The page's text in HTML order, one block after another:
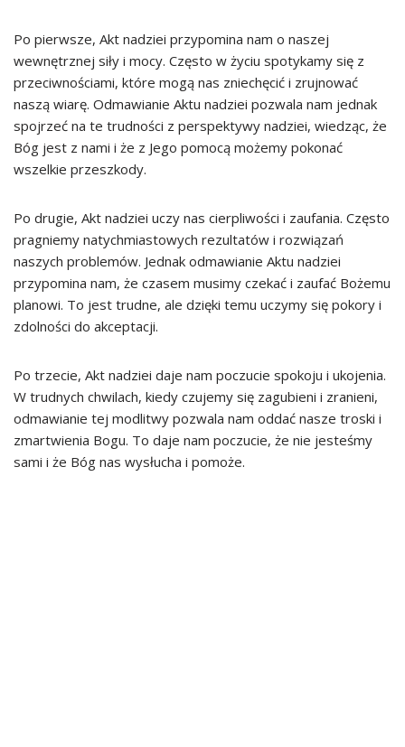
Po pierwsze, Akt nadziei przypomina nam o naszej
wewnętrznej siły i mocy. Często w życiu spotykamy się z
przeciwnościami, które mogą nas zniechęcić i zrujnować
naszą wiarę. Odmawianie Aktu nadziei pozwala nam jednak
spojrzeć na te trudności z perspektywy nadziei, wiedząc, że
Bóg jest z nami i że z Jego pomocą możemy pokonać
wszelkie przeszkody.
Po drugie, Akt nadziei uczy nas cierpliwości i zaufania. Często
pragniemy natychmiastowych rezultatów i rozwiązań
naszych problemów. Jednak odmawianie Aktu nadziei
przypomina nam, że czasem musimy czekać i zaufać Bożemu
planowi. To jest trudne, ale dzięki temu uczymy się pokory i
zdolności do akceptacji.
Po trzecie, Akt nadziei daje nam poczucie spokoju i ukojenia.
W trudnych chwilach, kiedy czujemy się zagubieni i zranieni,
odmawianie tej modlitwy pozwala nam oddać nasze troski i
zmartwienia Bogu. To daje nam poczucie, że nie jesteśmy
sami i że Bóg nas wysłucha i pomoże.